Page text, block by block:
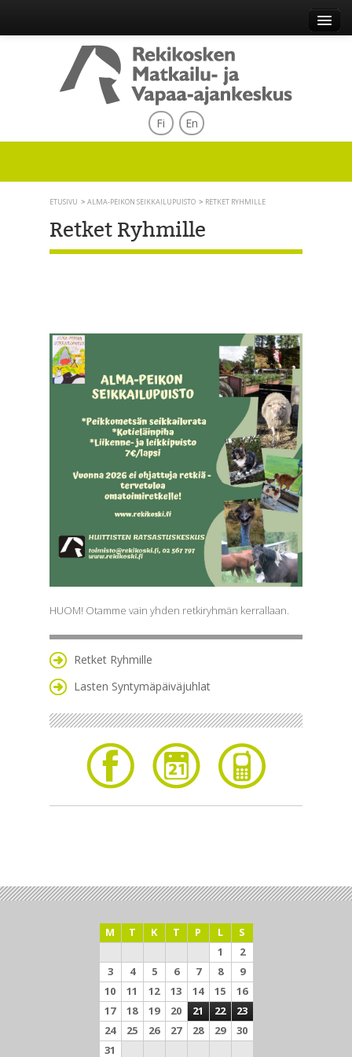
Fi En
ETUSIVU ALMA-PEIKON SEIKKAILUPUISTO RETKET RYHMILLE
Retket Ryhmille
HUOM! Otamme vain yhden retkiryhmän kerrallaan.
Retket Ryhmille
Lasten Syntymäpäiväjuhlat
M T K T P L
S
1
2
3
4 5 6 7 8
9
10
11 12 13 14 15
16
17
18 19 20 21 22
23
24
25 26 27 28 29
30
31